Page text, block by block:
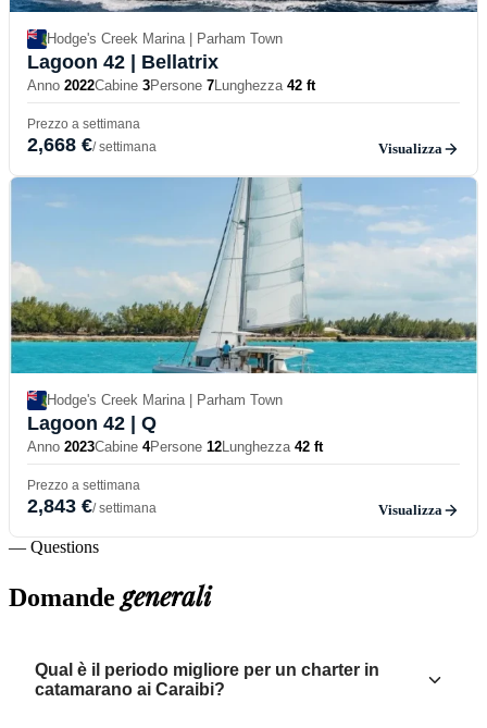
Hodge's Creek Marina | Parham Town
Lagoon 42 | Bellatrix
Anno 2022Cabine 3Persone 7Lunghezza 42 ft
Prezzo a settimana
2,668 €/ settimana Visualizza
Hodge's Creek Marina | Parham Town
Lagoon 42 | Q
Anno 2023Cabine 4Persone 12Lunghezza 42 ft
Prezzo a settimana
2,843 €/ settimana Visualizza
— Questions
Domandegenerali
Qual è il periodo migliore per un charter in
catamarano ai Caraibi?